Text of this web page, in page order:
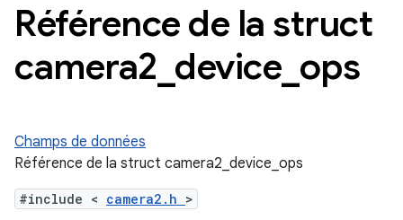
Référence de la struct
camera2 device ops
Champs de données
Référence de la struct camera2_device_ops
#include < camera2.h >